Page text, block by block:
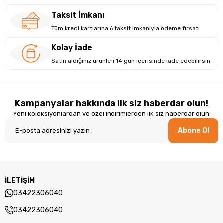
Taksit İmkanı
Tüm kredi kartlarına 6 taksit imkanıyla ödeme fırsatı
Kolay İade
Satın aldığınız ürünleri 14 gün içerisinde iade edebilirsin
Kampanyalar hakkında ilk siz haberdar olun!
Yeni koleksiyonlardan ve özel indirimlerden ilk siz haberdar olun.
Abone Ol
İLETİŞİM
03422306040
03422306040